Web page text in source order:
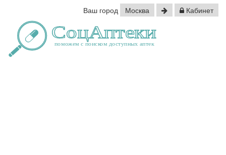
Ваш город Москва Кабинет